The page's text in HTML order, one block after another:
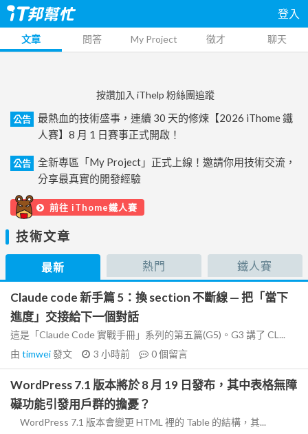
登入
文章 問答 My Project 徵才 聊天
按讚加入 iThelp 粉絲團追蹤
公告
最熱血的技術盛事，連續 30 天的修煉【2026 iThome 鐵
人賽】8 月 1 日賽事正式開啟！
公告
全新專區「My Project」正式上線！邀請你用技術交流，
分享最真實的開發經驗
前往 iThome鐵人賽
技術文章
最新 熱門 鐵人賽
Claude code 新手篇 5：換 section 不斷線 — 把「當下
進度」交接給下一個對話
這是「Claude Code 實戰手冊」系列的第五篇(G5)。G3 講了 CL...
由 timwei發文 3 小時前 0個留言
WordPress 7.1 版本將於 8 月 19 日發布，其中表格無障
礙功能引發用戶群的擔憂？
WordPress 7.1 版本會變更 HTML 裡的 Table 的結構，其...